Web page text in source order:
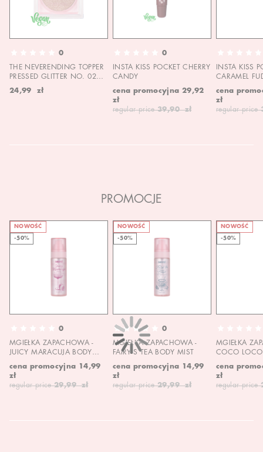
0
THE NEVERENDING TOPPER
PRESSED GLITTER NO. 02
MOON CHILD
24,99 zł
0
INSTA KISS POCKET CHERRY
CANDY
cena promocyjna 29,92
zł
regular price 39,90 zł
INSTA KISS
CARAMEL
cena
zł
regular price
PROMOCJE
NOWOŚĆ
-50%
0
MGIEŁKA ZAPACHOWA -
JUICY MARACUJA BODY
cena promocyjna 14,99
zł
regular price 29,99 zł
NOWOŚĆ
-50%
0
MGIEŁKA ZAPACHOWA -
FAIRY'S TEA BODY MIST
cena promocyjna 14,99
zł
regular price 29,99 zł
NOWOŚĆ
-50%
MGIEŁKA
COCO
cena
zł
regular price